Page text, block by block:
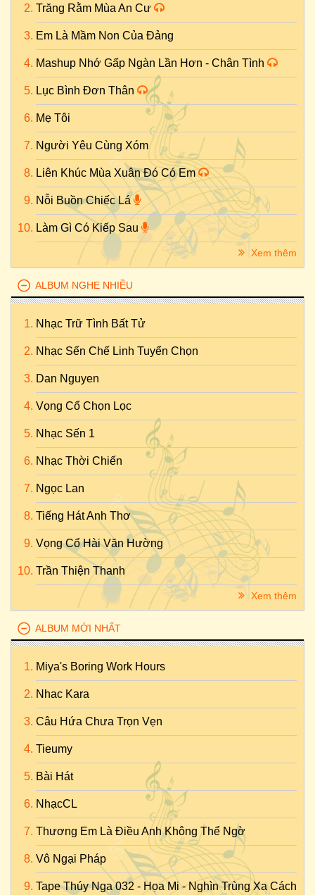
Trăng Rằm Mùa An Cư
Em Là Mầm Non Của Đảng
Mashup Nhớ Gấp Ngàn Lần Hơn - Chân Tình
Lục Bình Đơn Thân
Mẹ Tôi
Người Yêu Cùng Xóm
Liên Khúc Mùa Xuân Đó Có Em
Nỗi Buồn Chiếc Lá
Làm Gì Có Kiếp Sau
Xem thêm
ALBUM NGHE NHIỀU
Nhạc Trữ Tình Bất Tử
Nhạc Sến Chế Linh Tuyển Chọn
Dan Nguyen
Vọng Cổ Chọn Lọc
Nhạc Sến 1
Nhạc Thời Chiến
Ngọc Lan
Tiếng Hát Anh Thơ
Vọng Cổ Hài Văn Hường
Trần Thiện Thanh
Xem thêm
ALBUM MỚI NHẤT
Miya's Boring Work Hours
Nhac Kara
Câu Hứa Chưa Trọn Vẹn
Tieumy
Bài Hát
NhạcCL
Thương Em Là Điều Anh Không Thể Ngờ
Vô Ngại Pháp
Tape Thúy Nga 032 - Họa Mi - Nghìn Trùng Xa Cách